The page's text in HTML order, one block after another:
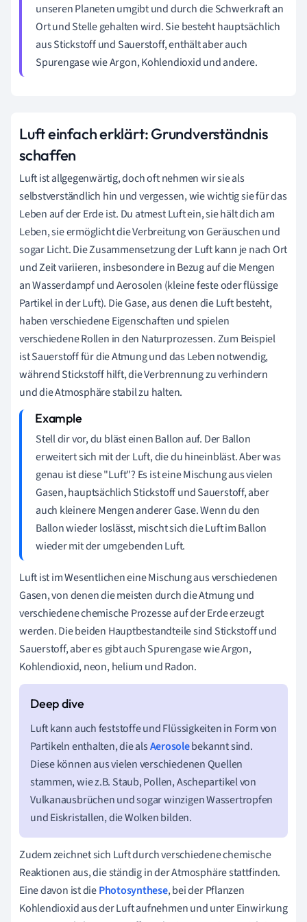
unseren Planeten umgibt und durch die Schwerkraft an
Ort und Stelle gehalten wird. Sie besteht hauptsächlich
aus Stickstoff und Sauerstoff, enthält aber auch
Spurengase wie Argon, Kohlendioxid und andere.
Luft einfach erklärt: Grundverständnis
schaffen
Luft ist allgegenwärtig, doch oft nehmen wir sie als
selbstverständlich hin und vergessen, wie wichtig sie für das
Leben auf der Erde ist. Du atmest Luft ein, sie hält dich am
Leben, sie ermöglicht die Verbreitung von Geräuschen und
sogar Licht. Die Zusammensetzung der Luft kann je nach Ort
und Zeit variieren, insbesondere in Bezug auf die Mengen
an Wasserdampf und Aerosolen (kleine feste oder flüssige
Partikel in der Luft). Die Gase, aus denen die Luft besteht,
haben verschiedene Eigenschaften und spielen
verschiedene Rollen in den Naturprozessen. Zum Beispiel
ist Sauerstoff für die Atmung und das Leben notwendig,
während Stickstoff hilft, die Verbrennung zu verhindern
und die Atmosphäre stabil zu halten.
Stell dir vor, du bläst einen Ballon auf. Der Ballon
erweitert sich mit der Luft, die du hineinbläst. Aber was
genau ist diese "Luft"? Es ist eine Mischung aus vielen
Gasen, hauptsächlich Stickstoff und Sauerstoff, aber
auch kleinere Mengen anderer Gase. Wenn du den
Ballon wieder loslässt, mischt sich die Luft im Ballon
wieder mit der umgebenden Luft.
Luft ist im Wesentlichen eine Mischung aus verschiedenen
Gasen, von denen die meisten durch die Atmung und
verschiedene chemische Prozesse auf der Erde erzeugt
werden. Die beiden Hauptbestandteile sind Stickstoff und
Sauerstoff, aber es gibt auch Spurengase wie Argon,
Kohlendioxid, neon, helium und Radon.
Luft kann auch feststoffe und Flüssigkeiten in Form von
Partikeln enthalten, die alsAerosolebekannt sind.
Diese können aus vielen verschiedenen Quellen
stammen, wie z.B. Staub, Pollen, Aschepartikel von
Vulkanausbrüchen und sogar winzigen Wassertropfen
und Eiskristallen, die Wolken bilden.
Zudem zeichnet sich Luft durch verschiedene chemische
Reaktionen aus, die ständig in der Atmosphäre stattfinden.
Eine davon ist diePhotosynthese, bei der Pflanzen
Kohlendioxid aus der Luft aufnehmen und unter Einwirkung